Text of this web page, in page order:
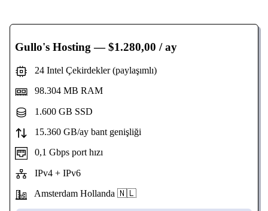
Gullo's Hosting — $1.280,00 / ay
24 Intel Çekirdekler (paylaşımlı)
98.304 MB RAM
1.600 GB SSD
15.360 GB/ay bant genişliği
0,1 Gbps port hızı
IPv4 + IPv6
Amsterdam Hollanda 🇳🇱